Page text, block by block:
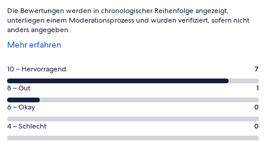
Die Bewertungen werden in chronologischer Reihenfolge angezeigt,
unterliegen einem Moderationsprozess und wurden verifiziert, sofern nicht
anders angegeben.
Mehr erfahren
Wird
einem
neuen
Fenster
geöffnet
7
von
insgesamt
8
Gästebewertungen
haben
10 – Hervorragend 7
1
von
insgesamt
8
8 – Gut 1
0
von
insgesamt
6 – Okay 0
0
4 – Schlecht 0